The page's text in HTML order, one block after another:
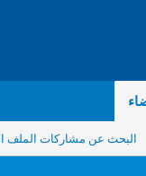
البحث عن مشاركات